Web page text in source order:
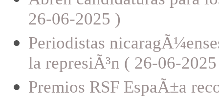
26-06-2025 )
Periodistas
la represiÃ³n ( 26-06-
Premios RSF EspaÃ±a